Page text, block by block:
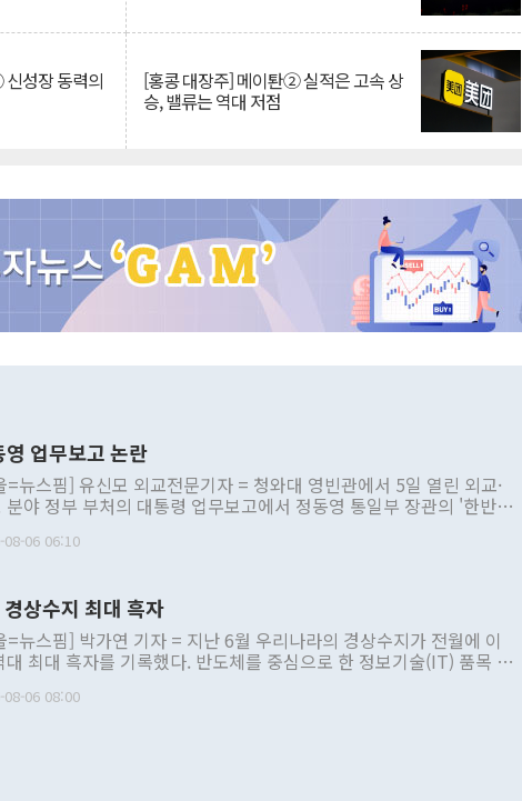
성장 동력의 [홍콩 대장주] 메이퇀② 실적은 고속 상
승, 밸류는 역대 저점
영 업무보고 논란
=뉴스핌] 유신모 외교전문기자 = 청와대 영빈관에서 5일 열린 외교·
분야 정부 부처의 대통령 업무보고에서 정동영 통일부 장관의 '한반도
중에는 정부 내 조율을 거치지 않은 사안을 정책으로 추진하겠다고 공
희망에 근거한 비현실적 구상'이라는 비판을 내놨다. 그동안 정 장
대북 정책 관련 발언이 물의를 빚은 적은 여러 번 있지만 대통령과 유
처 장관이 공개적으로 부정적 입장을 표명한 것은 이례적이다. 정 장
무리한 대북 접근법과 월권을 제어해야 한다는 목소리도 높아지고 있
08-06 06:10
상수지 최대 흑자
=뉴스핌] 박가연 기자 = 지난 6월 우리나라의 경상수지가 전월에 이
대 최대 흑자를 기록했다. 반도체를 중심으로 한 정보기술(IT) 품목 수
6일 발표한 '2026년 6월 국제수지(잠정)'에 따르
08-06 08:00